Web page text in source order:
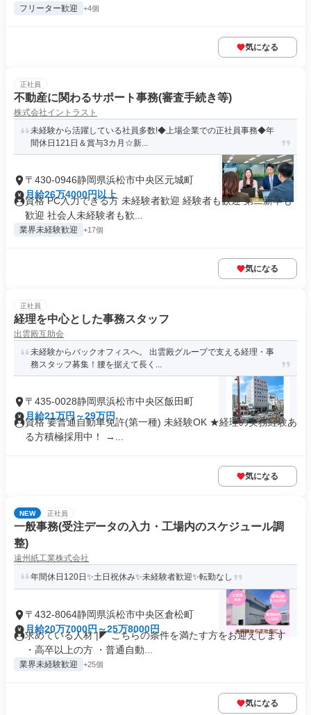
フリーター歓迎 +4個
気になる
正社員
不動産に関わるサポート事務(審査手続き等)
株式会社イントラスト
未経験から活躍している社員多数!◆上場企業での正社員事務◆年
間休日121日＆賞与3カ月☆新...
〒430-0946静岡県浜松市中央区元城町
月給26万4000円以上
資格 PC入力できる方 未経験者歓迎 経験者も歓迎 第二新卒も
歓迎 社会人未経験者も歓...
業界未経験歓迎 +17個
気になる
正社員
経理を中心とした事務スタッフ
出雲殿互助会
未経験からバックオフィスへ。 出雲殿グループで支える経理・事
務スタッフ募集！腰を据えて長く...
〒435-0028静岡県浜松市中央区飯田町
月給21万円～29万円
資格 要普通自動車免許(第一種) 未経験OK ★経理の実務経験あ
る方積極採用中！ →...
気になる
NEW 正社員
一般事務(受注データの入力・工場内のスケジュール調
整)
遠州紙工業株式会社
年間休日120日✨土日祝休み✨未経験者歓迎✨転勤なし
〒432-8064静岡県浜松市中央区倉松町
月給20万7000円～25万8000円
求めている人材 |◤ こちらの条件を満たす方をお迎えします
・高卒以上の方 ・普通自動...
業界未経験歓迎 +25個
気になる